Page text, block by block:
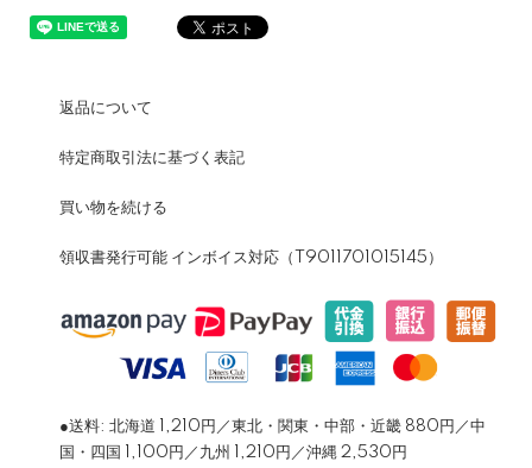
返品について
特定商取引法に基づく表記
買い物を続ける
領収書発行可能 インボイス対応（T9011701015145）
●送料: 北海道 1,210円／東北・関東・中部・近畿 880円／中
国・四国 1,100円／九州 1,210円／沖縄 2,530円